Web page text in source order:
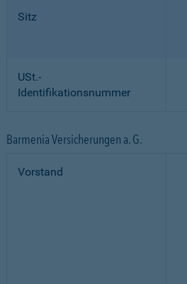
Sitz
USt.-
Identifikationsnummer
Barmenia Versicherungen a. G.
Vorstand